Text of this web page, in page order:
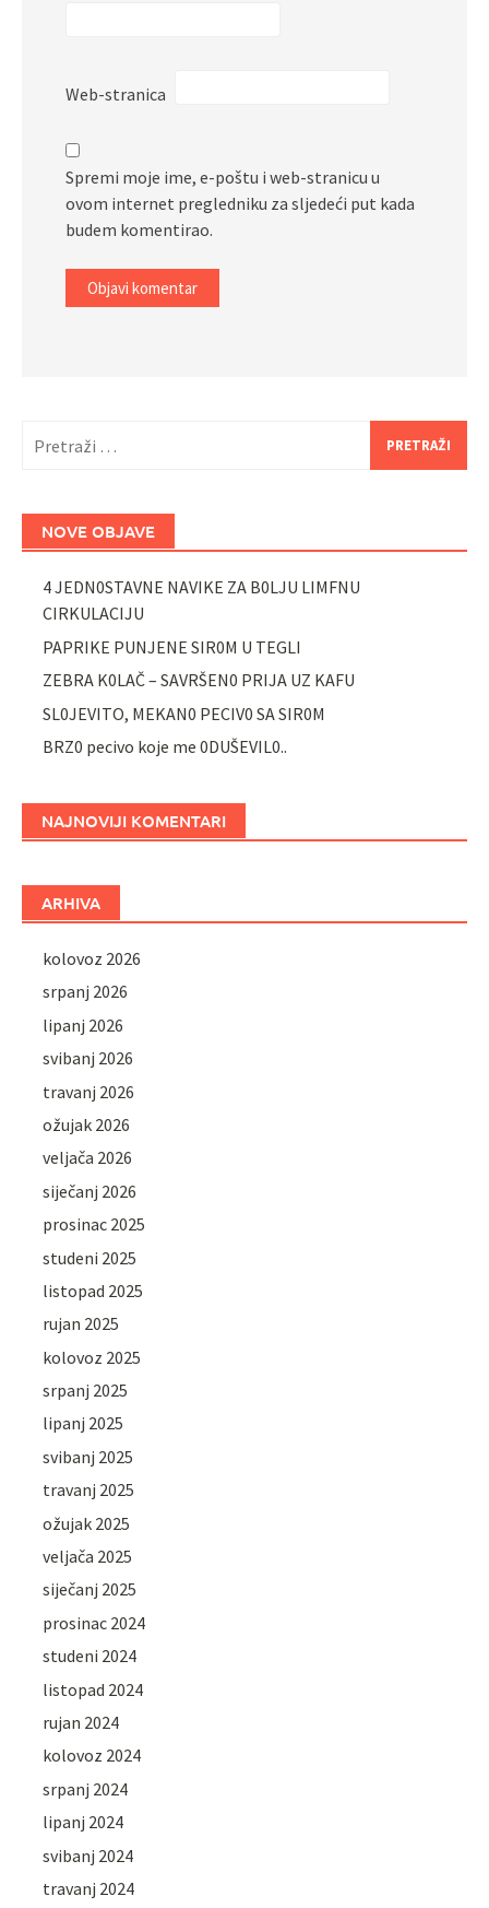
Web-stranica
Spremi moje ime, e-poštu i web-stranicu u
ovom internet pregledniku za sljedeći put kada
budem komentirao.
NOVE OBJAVE
4 JEDN0STAVNE NAVIKE ZA B0LJU LIMFNU
CIRKULACIJU
PAPRIKE PUNJENE SIR0M U TEGLI
ZEBRA K0LAČ – SAVRŠEN0 PRIJA UZ KAFU
SL0JEVITO, MEKAN0 PECIV0 SA SIR0M
BRZ0 pecivo koje me 0DUŠEVIL0..
NAJNOVIJI KOMENTARI
ARHIVA
kolovoz 2026
srpanj 2026
lipanj 2026
svibanj 2026
travanj 2026
ožujak 2026
veljača 2026
siječanj 2026
prosinac 2025
studeni 2025
listopad 2025
rujan 2025
kolovoz 2025
srpanj 2025
lipanj 2025
svibanj 2025
travanj 2025
ožujak 2025
veljača 2025
siječanj 2025
prosinac 2024
studeni 2024
listopad 2024
rujan 2024
kolovoz 2024
srpanj 2024
lipanj 2024
svibanj 2024
travanj 2024